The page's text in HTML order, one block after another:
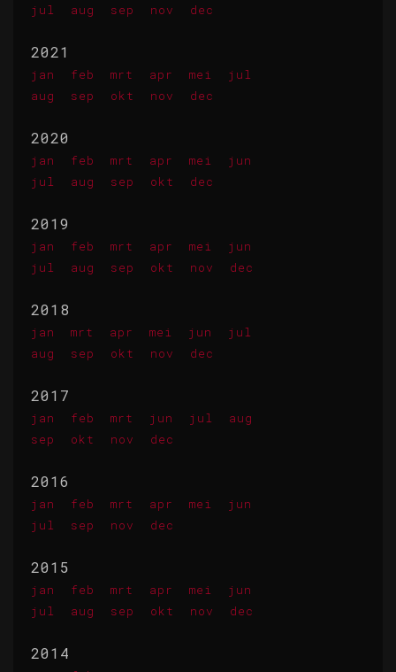
jul
aug sep nov dec
2021
jan feb mrt apr mei
jul
aug
sep okt nov dec
2020
jan feb mrt apr mei
jun
jul
aug sep okt dec
2019
jan feb mrt apr mei
jun
jul
aug sep okt nov dec
2018
jan mrt apr mei jun
jul
aug
sep okt nov dec
2017
jan feb mrt jun jul
aug
sep
okt nov dec
2016
jan feb mrt apr mei
jun
jul
sep nov dec
2015
jan feb mrt apr mei
jun
jul
aug sep okt nov dec
2014